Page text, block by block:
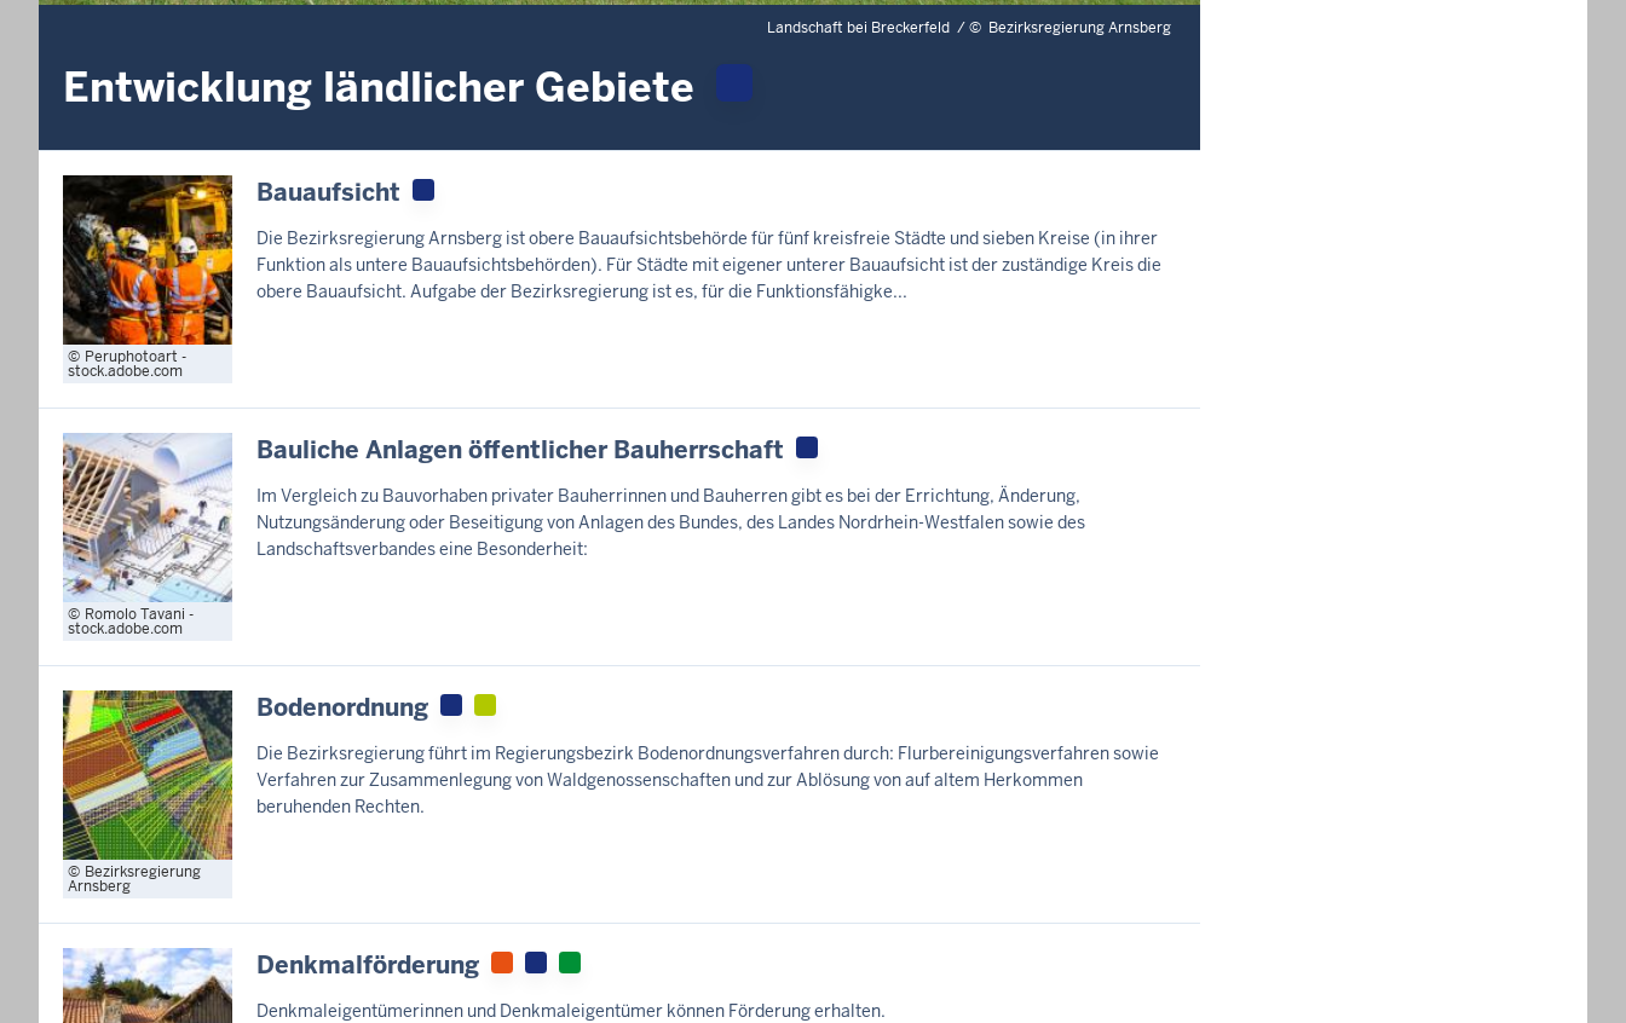
Landschaft bei Breckerfeld /© Bezirksregierung Arnsberg
Entwicklung ländlicher Gebiete
Peruphotoart -
stock.adobe.com
Bauaufsicht
Die Bezirksregierung Arnsberg ist obere Bauaufsichtsbehörde für fünf kreisfreie Städte und sieben Kreise (in ihrer
Funktion als untere Bauaufsichtsbehörden). Für Städte mit eigener unterer Bauaufsicht ist der zuständige Kreis die
obere Bauaufsicht. Aufgabe der Bezirksregierung ist es, für die Funktionsfähigke...
Romolo Tavani -
stock.adobe.com
Bauliche Anlagen öffentlicher Bauherrschaft
Im Vergleich zu Bauvorhaben privater Bauherrinnen und Bauherren gibt es bei der Errichtung, Änderung,
Nutzungsänderung oder Beseitigung von Anlagen des Bundes, des Landes Nordrhein-Westfalen sowie des
Landschaftsverbandes eine Besonderheit:
Bezirksregierung
Arnsberg
Bodenordnung
Die Bezirksregierung führt im Regierungsbezirk Bodenordnungsverfahren durch: Flurbereinigungsverfahren sowie
Verfahren zur Zusammenlegung von Waldgenossenschaften und zur Ablösung von auf altem Herkommen
beruhenden Rechten.
Denkmalförderung
Denkmaleigentümerinnen und Denkmaleigentümer können Förderung erhalten.